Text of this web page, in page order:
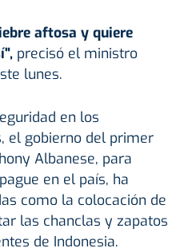
aftosa y quiere
precisó el ministro
lunes.
en los
el gobierno del primer
Albanese, para
en el país, ha
como la colocación de
las chanclas y zapatos
de Indonesia.